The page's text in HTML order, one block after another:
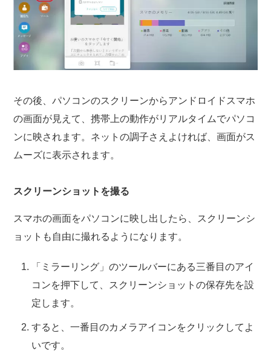
その後、パソコンのスクリーンからアンドロイドスマホ
の画面が見えて、携帯上の動作がリアルタイムでパソコ
ンに映されます。ネットの調子さえよければ、画面がス
ムーズに表示されます。
スクリーンショットを撮る
スマホの画面をパソコンに映し出したら、スクリーンシ
ョットも自由に撮れるようになります。
「ミラーリング」のツールバーにある三番目のアイ
コンを押下して、スクリーンショットの保存先を設
定します。
すると、一番目のカメラアイコンをクリックしてよ
いです。